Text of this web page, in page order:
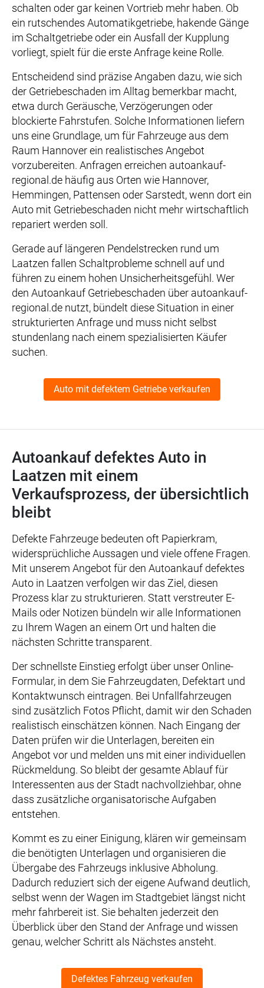
schalten oder gar keinen Vortrieb mehr haben. Ob
ein rutschendes Automatikgetriebe, hakende Gänge
im Schaltgetriebe oder ein Ausfall der Kupplung
vorliegt, spielt für die erste Anfrage keine Rolle.
Entscheidend sind präzise Angaben dazu, wie sich
der Getriebeschaden im Alltag bemerkbar macht,
etwa durch Geräusche, Verzögerungen oder
blockierte Fahrstufen. Solche Informationen liefern
uns eine Grundlage, um für Fahrzeuge aus dem
Raum Hannover ein realistisches Angebot
vorzubereiten. Anfragen erreichen autoankauf-
regional.de häufig aus Orten wie Hannover,
Hemmingen, Pattensen oder Sarstedt, wenn dort ein
Auto mit Getriebeschaden nicht mehr wirtschaftlich
repariert werden soll.
Gerade auf längeren Pendelstrecken rund um
Laatzen fallen Schaltprobleme schnell auf und
führen zu einem hohen Unsicherheitsgefühl. Wer
den Autoankauf Getriebeschaden über autoankauf-
regional.de nutzt, bündelt diese Situation in einer
strukturierten Anfrage und muss nicht selbst
stundenlang nach einem spezialisierten Käufer
suchen.
Auto mit defektem Getriebe verkaufen
Autoankauf defektes Auto in
Laatzen mit einem
Verkaufsprozess, der übersichtlich
bleibt
Defekte Fahrzeuge bedeuten oft Papierkram,
widersprüchliche Aussagen und viele offene Fragen.
Mit unserem Angebot für den Autoankauf defektes
Auto in Laatzen verfolgen wir das Ziel, diesen
Prozess klar zu strukturieren. Statt verstreuter E-
Mails oder Notizen bündeln wir alle Informationen
zu Ihrem Wagen an einem Ort und halten die
nächsten Schritte transparent.
Der schnellste Einstieg erfolgt über unser Online-
Formular, in dem Sie Fahrzeugdaten, Defektart und
Kontaktwunsch eintragen. Bei Unfallfahrzeugen
sind zusätzlich Fotos Pflicht, damit wir den Schaden
realistisch einschätzen können. Nach Eingang der
Daten prüfen wir die Unterlagen, bereiten ein
Angebot vor und melden uns mit einer individuellen
Rückmeldung. So bleibt der gesamte Ablauf für
Interessenten aus der Stadt nachvollziehbar, ohne
dass zusätzliche organisatorische Aufgaben
entstehen.
Kommt es zu einer Einigung, klären wir gemeinsam
die benötigten Unterlagen und organisieren die
Übergabe des Fahrzeugs inklusive Abholung.
Dadurch reduziert sich der eigene Aufwand deutlich,
selbst wenn der Wagen im Stadtgebiet längst nicht
mehr fahrbereit ist. Sie behalten jederzeit den
Überblick über den Stand der Anfrage und wissen
genau, welcher Schritt als Nächstes ansteht.
Defektes Fahrzeug verkaufen